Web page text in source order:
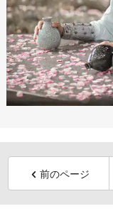
前のページ